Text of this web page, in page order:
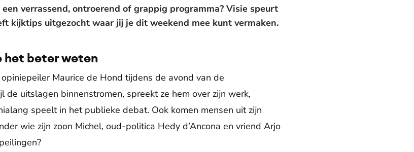
verrassend, ontroerend of grappig programma? Visie speurt
kijktips uitgezocht waar jij je dit weekend mee kunt vermaken.
het beter weten
Maurice de Hond tijdens de avond van de
de uitslagen binnenstromen, spreekt ze hem over zijn werk,
speelt in het publieke debat. Ook komen mensen uit zijn
wie zijn zoon Michel, oud-politica Hedy d’Ancona en vriend Arjo